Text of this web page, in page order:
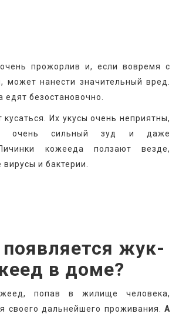
прожорлив и, если вовремя с
может нанести значительный вред.
едят безостановочно.
Их укусы очень неприятны,
очень сильный зуд и даже
кожееда ползают везде,
вирусы и бактерии.
жук-
в доме?
попав в жилище человека,
своего дальнейшего проживания. А